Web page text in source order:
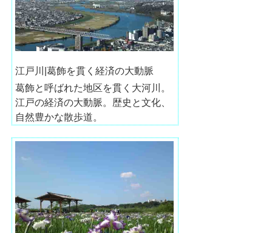
江戸川|葛飾を貫く経済の大動脈
葛飾と呼ばれた地区を貫く大河川。
江戸の経済の大動脈。歴史と文化、
自然豊かな散歩道。